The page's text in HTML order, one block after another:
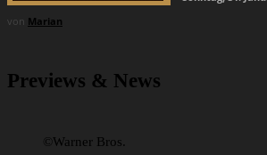
von Marian
Previews & News
©Warner Bros.